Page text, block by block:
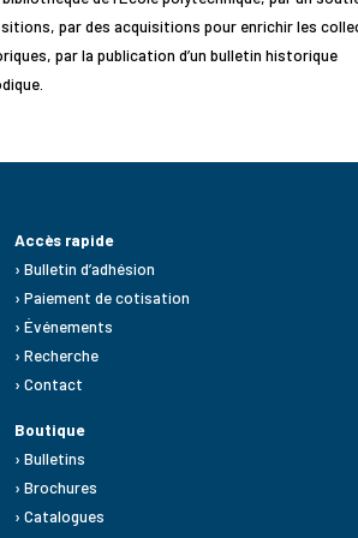
par des acquisitions pour enrichir les
par la publication d’un bulletin historique
Accès rapide
› Bulletin d’adhésion
› Paiement de cotisation
› Événements
› Recherche
› Contact
Boutique
› Bulletins
› Brochures
› Catalogues